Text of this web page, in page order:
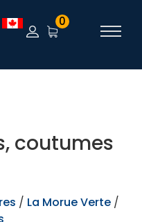
0
coutumes
/ La Morue Verte /